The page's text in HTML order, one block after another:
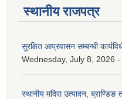
स्थानीय राजपत्र
सुरक्षित आप्रवासन सम्बन्धी
Wednesday, July 8, 2026
स्थानीय मदिरा उत्पादन, ब्राण्डिङ